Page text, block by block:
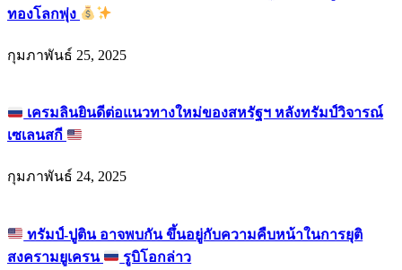
ทองโลกพุ่ง
กุมภาพันธ์ 25, 2025
เครมลินยินดีต่อแนวทางใหม่ของสหรัฐฯ หลังทรัมป์วิจารณ์
เซเลนสกี
กุมภาพันธ์ 24, 2025
ทรัมป์-ปูติน อาจพบกัน ขึ้นอยู่กับความคืบหน้าในการยุติ
สงครามยูเครน
รูบิโอกล่าว